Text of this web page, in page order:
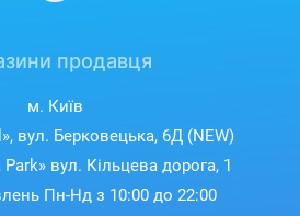
що робить його більш
продавця
м. Київ
вул. Берковецька, 6Д (NEW)
вул. Кільцева дорога, 1
Пн-Нд з 10:00 до 22:00